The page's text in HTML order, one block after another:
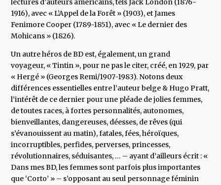
lectures d’auteurs américains, tels Jack London (1876-
1916), avec « L’Appel de la Forêt » (1903), et James
Fenimore Cooper (1789-1851), avec « Le dernier des
Mohicans » (1826).
Un autre héros de BD est, également, un grand
voyageur, « Tintin », pour ne pas le citer, créé, en 1929, par
« Hergé » (Georges Remi/1907-1983). Notons deux
différences essentielles entre l’auteur belge & Hugo Pratt,
l’intérêt de ce dernier pour une pléade de jolies femmes,
de toutes races, à fortes personnalités, autonomes,
bienveillantes, dangereuses, déesses, de rêves (qui
s’évanouissent au matin), fatales, fées, héroïques,
incorruptibles, perfides, perverses, princesses,
révolutionnaires, séduisantes, … – ayant d’ailleurs écrit : «
Dans mes BD, les femmes sont parfois plus importantes
que ‘Corto’ » – s’opposant au seul personnage féminin